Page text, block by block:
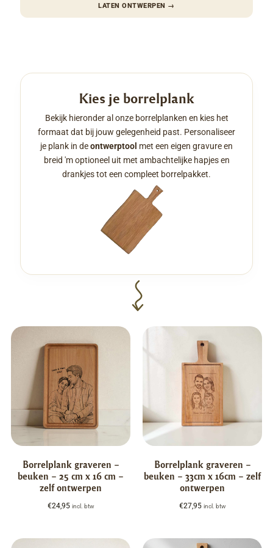
LATEN ONTWERPEN →
Kies je borrelplank
Bekijk hieronder al onze borrelplanken en kies het
formaat dat bij jouw gelegenheid past. Personaliseer
je plank in deontwerptool met een eigen gravure en
breid 'm optioneel uit met ambachtelijke hapjes en
drankjes tot een compleet borrelpakket.
Borrelplank graveren –
beuken – 25 cm x 16 cm –
zelf ontwerpen
€24,95 incl. btw
Borrelplank graveren –
beuken – 33cm x 16cm – zelf
ontwerpen
€27,95 incl. btw